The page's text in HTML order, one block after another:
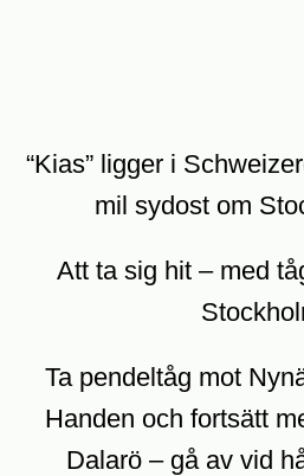
“Kias” ligger i
mil sydost om
Att ta sig hit – med
Ta pendeltåg mot
Handen och fortsätt
Dalarö – gå av vid